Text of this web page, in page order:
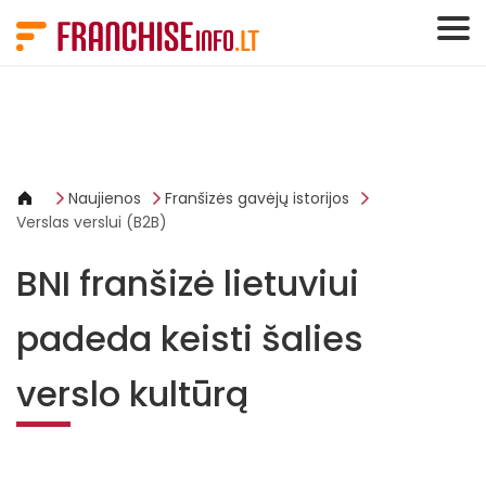
Naujienos
Franšizės gavėjų istorijos
Verslas verslui (B2B)
BNI franšizė lietuviui
padeda keisti šalies
verslo kultūrą